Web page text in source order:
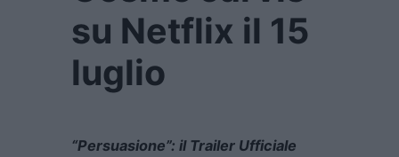
su Netflix il 15
luglio
“Persuasione”: il Trailer Ufficiale